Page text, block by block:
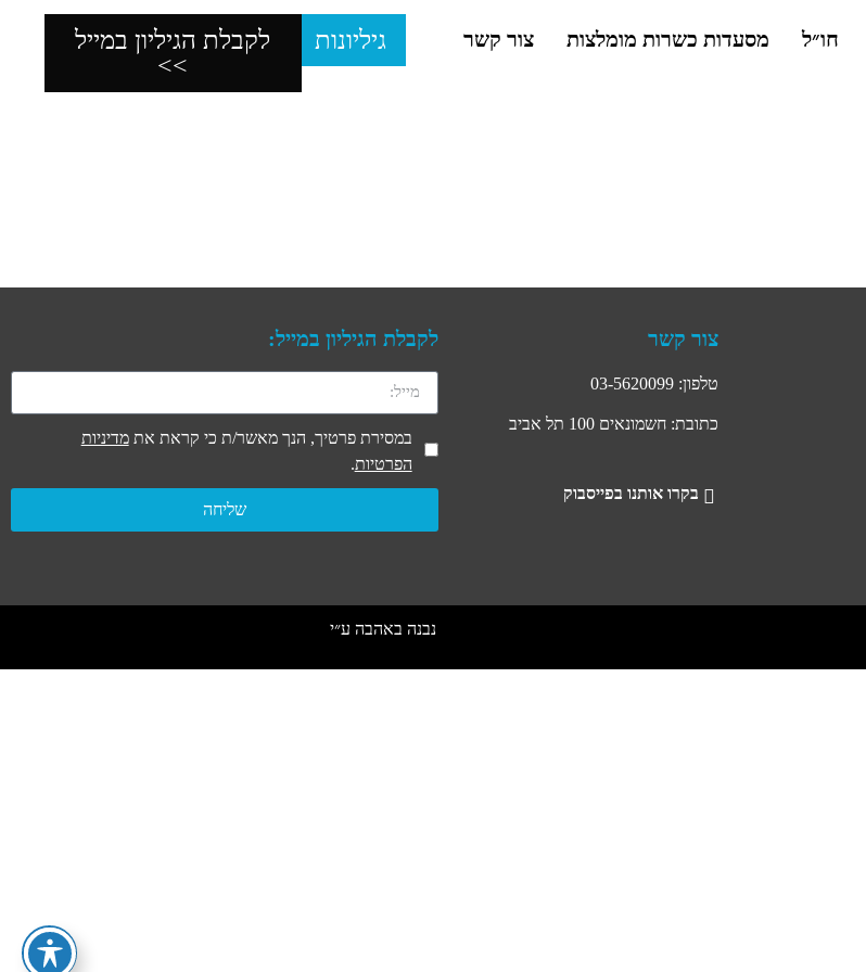
חו״ל מסעדות כשרות מומלצות צור קשר גיליונות
לקבלת הגיליון במייל
>>
צור קשר
טלפון: 03-5620099
כתובת: חשמונאים 100 תל אביב
בקרו אותנו בפייסבוק
לקבלת הגיליון במייל:
במסירת פרטיך, הנך מאשר/ת כי קראת אתמדיניות
הפרטיות.
שליחה
נבנה באהבה ע״י